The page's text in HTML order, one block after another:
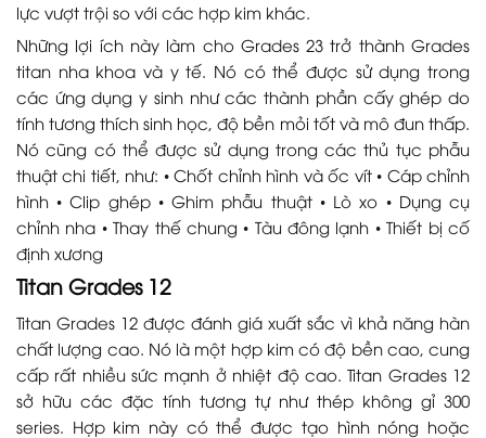
lực vượt trội so với các hợp kim khác.
Những lợi ích này làm cho Grades 23 trở thành Grades
titan nha khoa và y tế. Nó có thể được sử dụng trong
các ứng dụng y sinh như các thành phần cấy ghép do
tính tương thích sinh học, độ bền mỏi tốt và mô đun thấp.
Nó cũng có thể được sử dụng trong các thủ tục phẫu
thuật chi tiết, như: • Chốt chỉnh hình và ốc vít • Cáp chỉnh
hình • Clip ghép • Ghim phẫu thuật • Lò xo • Dụng cụ
chỉnh nha • Thay thế chung • Tàu đông lạnh • Thiết bị cố
định xương
Titan Grades 12
Titan Grades 12 được đánh giá xuất sắc vì khả năng hàn
chất lượng cao. Nó là một hợp kim có độ bền cao, cung
cấp rất nhiều sức mạnh ở nhiệt độ cao. Titan Grades 12
sở hữu các đặc tính tương tự như thép không gỉ 300
series. Hợp kim này có thể được tạo hình nóng hoặc